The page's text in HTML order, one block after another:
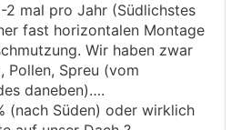
2 mal pro Jahr (Südlichstes
fast horizontalen Montage
Wir haben zwar
Pollen, Spreu (vom
daneben)….
(nach Süden) oder wirklich